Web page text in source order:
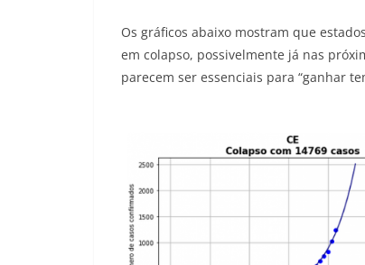
Os gráficos abaixo mostram que
em colapso, possivelmente já nas
parecem ser essenciais para “ganhar